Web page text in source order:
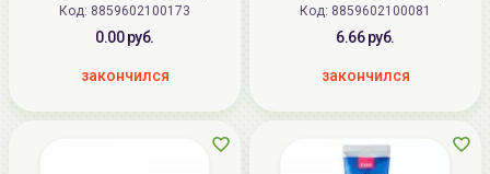
Код: 8859602100173
0.00 руб.
закончился
Код: 8859602100081
6.66 руб.
закончился